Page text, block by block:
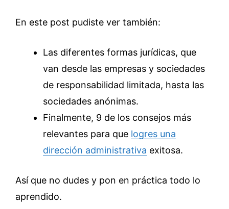
En este post pudiste ver también:
Las diferentes formas jurídicas, que
van desde las empresas y sociedades
de responsabilidad limitada, hasta las
sociedades anónimas.
Finalmente, 9 de los consejos más
relevantes para que logres una
dirección administrativa exitosa.
Así que no dudes y pon en práctica todo lo
aprendido.